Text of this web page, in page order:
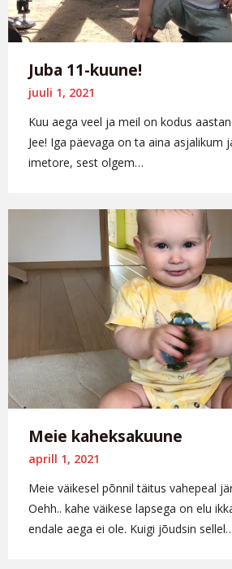
Juba 11-kuune!
juuli 1, 2021
Kuu aega veel ja meil on kodus
Jee! Iga päevaga on ta aina asjalikum
imetore, sest olgem…
Meie kaheksakuune
aprill 1, 2021
Meie väikesel põnnil täitus vahepeal
Oehh.. kahe väikese lapsega on elu
endale aega ei ole. Kuigi jõudsin